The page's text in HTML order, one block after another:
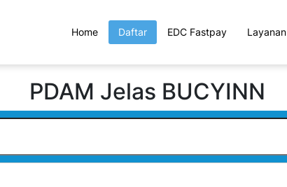
Home Daftar EDC Fastpay Layanan
PDAM Jelas BUCYINN